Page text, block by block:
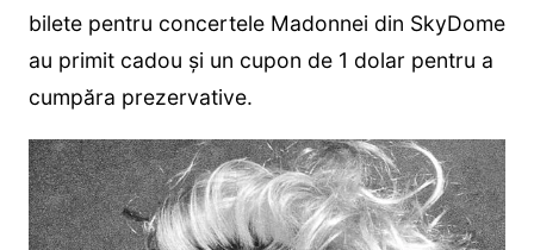
bilete pentru concertele Madonnei din SkyDome
au primit cadou și un cupon de 1 dolar pentru a
cumpăra prezervative.